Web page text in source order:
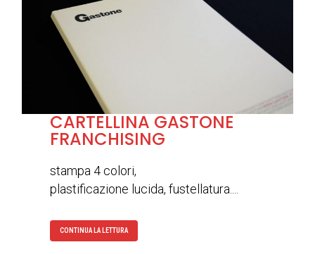
CARTELLINA GASTONE
FRANCHISING
stampa 4 colori,
plastificazione lucida, fustellatura....
CONTINUA LA LETTURA